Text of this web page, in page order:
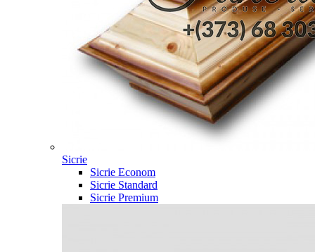
Sicrie
Sicrie Econom
Sicrie Standard
Sicrie Premium